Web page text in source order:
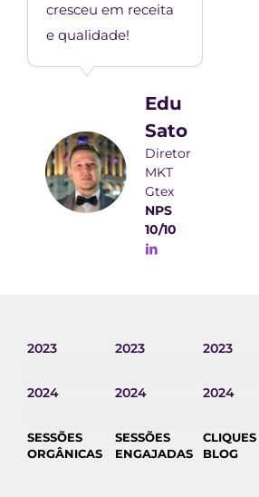
cresceu em receita
e qualidade!
Edu
Sato
Diretor
MKT
Gtex
NPS
10/10
2023
2024
SESSÕES
ORGÂNICAS
2023
2024
SESSÕES
ENGAJADAS
2023
2024
CLIQUES
BLOG